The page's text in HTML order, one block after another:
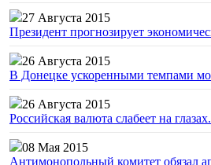
27 Августа 2015
Президент прогнозирует
26 Августа 2015
В Донецке ускоренными темпами
26 Августа 2015
Российская валюта слабеет на глазах.
08 Мая 2015
Антимонопольный комитет обязал